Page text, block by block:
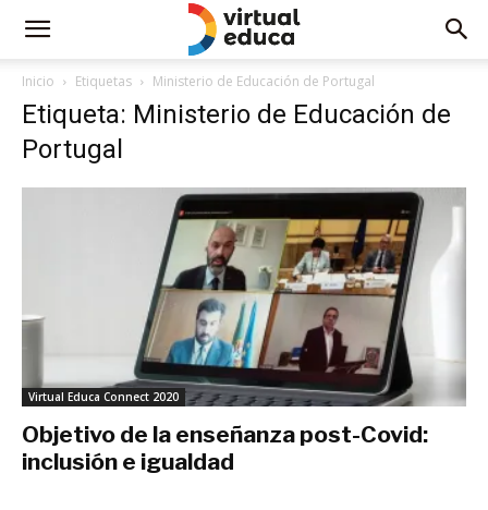
Inicio Etiquetas Ministerio de Educación de Portugal
Etiqueta: Ministerio de Educación de
Portugal
Virtual Educa Connect 2020
Objetivo de la enseñanza post-Covid:
inclusión e igualdad